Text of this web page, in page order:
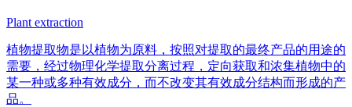
Plant extraction
植物提取物是以植物为原料，按照对提取的最终产品的用途的
需要，经过物理化学提取分离过程，定向获取和浓集植物中的
某一种或多种有效成分，而不改变其有效成分结构而形成的产
品。